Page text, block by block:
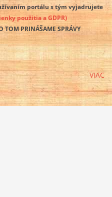
portálu s tým vyjadrujete
použitia a GDPR)
TOM PRINÁŠAME SPRÁVY
VIAC